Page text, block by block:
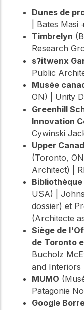
Dunes de
| Bates
Timbrelyn
Research
sʔitwənx
Public
Musée
ON) | Unity
Greenhill
Innovation
Cywinski
Upper
(Toronto,
Architect) |
USA) |
dossier) et
(Architecte
Siège de
de Toronto
Bucholz
and Interiors
MUMO
Patagonie
Google